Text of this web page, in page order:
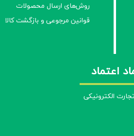
روش‌های ارسال محصولات
قوانین مرجوعی و بازگشت کالا
اعتماد
الکترونیکی